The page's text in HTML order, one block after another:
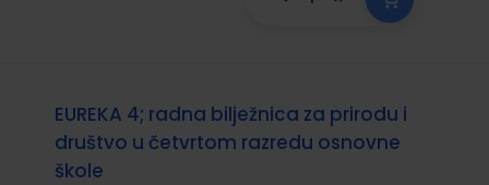
EUREKA 4; radna bilježnica za prirodu i
društvo u četvrtom razredu osnovne
škole